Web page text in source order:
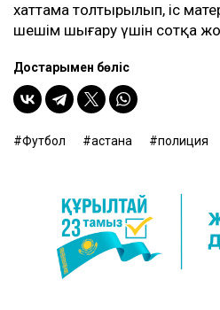
хаттама толтырылып, іс
шешім шығару үшін сотқа
Достарыңмен бөліс
Футбол астана полиция